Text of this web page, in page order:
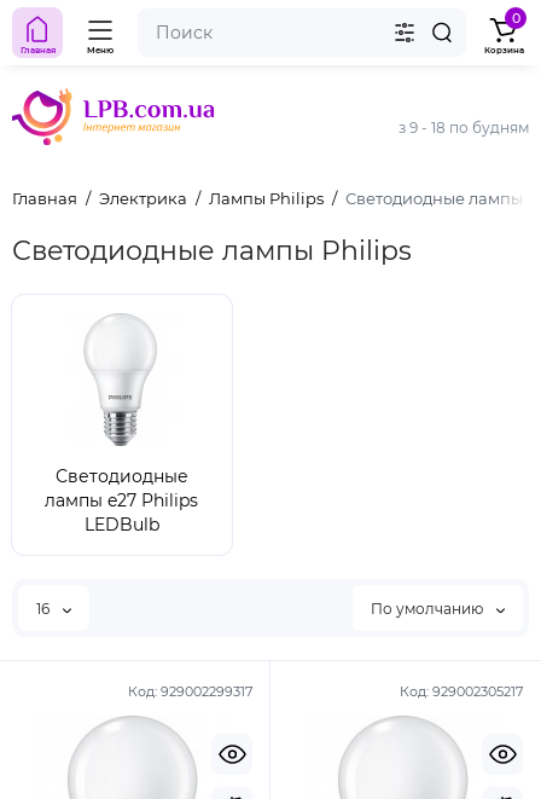
з 9 - 18 по будням
Главная Меню
0
Корзина
Главная Электрика Лампы Philips Светодиодные лампы
Светодиодные лампы Philips
Светодиодные
лампы e27 Philips
LEDBulb
16 По умолчанию
Код: 929002299317 Код: 929002305217